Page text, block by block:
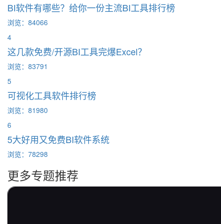
BI软件有哪些？给你一份主流BI工具排行榜
浏览：84066
4
这几款免费/开源BI工具完爆Excel？
浏览：83791
5
可视化工具软件排行榜
浏览：81980
6
5大好用又免费BI软件系统
浏览：78298
更多专题推荐